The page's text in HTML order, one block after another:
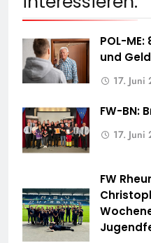
POL-
und
17. Juni
FW-BN:
17. Juni
FW